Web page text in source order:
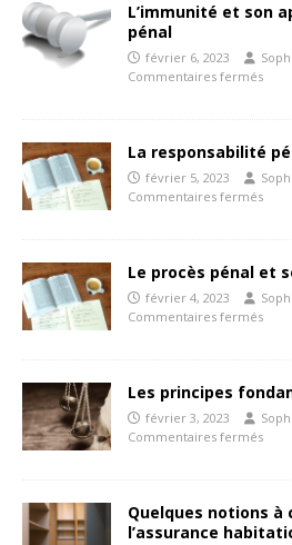
L’immunité et son
pénal
février 6, 2023
Commentaires fermés
La responsabilité
février 5, 2023
Commentaires fermés
Le procès pénal et
février 4, 2023
Commentaires fermés
Les principes
février 3, 2023
Commentaires fermés
Quelques notions à
l’assurance